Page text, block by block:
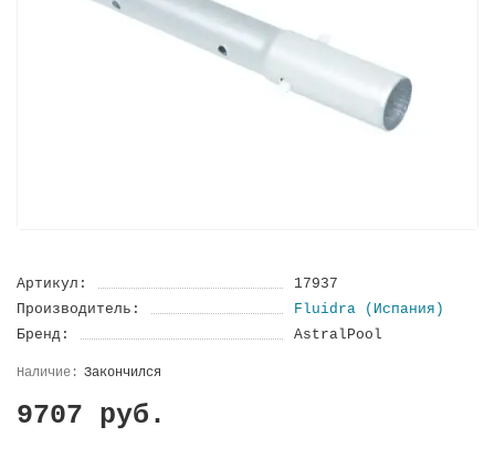
Артикул:
17937
Производитель:
Fluidra (Испания)
Бренд:
AstralPool
Закончился
9707 руб.